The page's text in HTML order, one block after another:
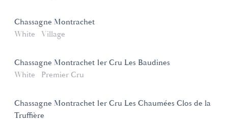
Chassagne Montrachet
White
Village
Chassagne Montrachet 1er Cru Les Baudines
White
Premier Cru
Chassagne Montrachet 1er Cru Les Chaumées Clos de la
Truffière